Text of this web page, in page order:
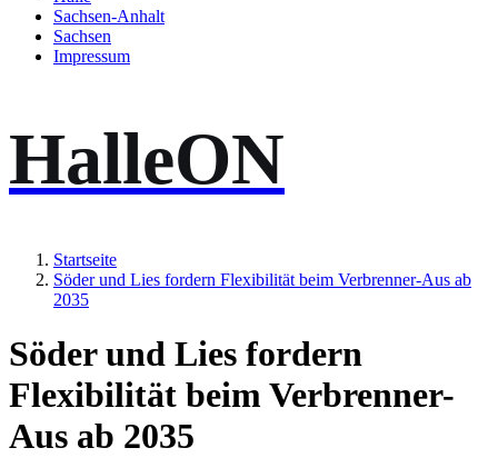
Sachsen-Anhalt
Sachsen
Impressum
HalleON
Startseite
Söder und Lies fordern Flexibilität beim Verbrenner-Aus ab
2035
Söder und Lies fordern
Flexibilität beim Verbrenner-
Aus ab 2035